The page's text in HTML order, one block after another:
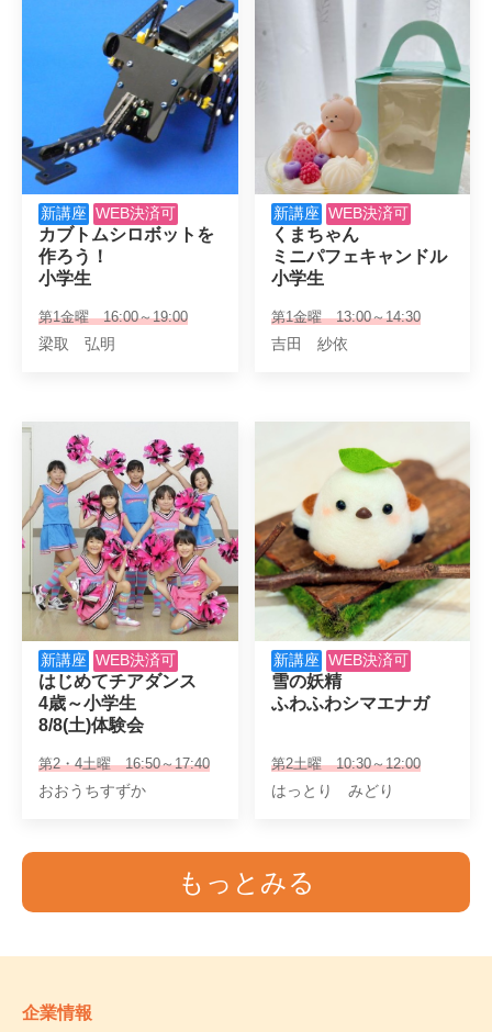
新講座 WEB決済可
カブトムシロボットを
作ろう！
小学生
第1金曜 16:00～19:00
梁取 弘明
新講座 WEB決済可
くまちゃん
ミニパフェキャンドル
小学生
第1金曜 13:00～14:30
吉田 紗依
新講座 WEB決済可
はじめてチアダンス
4歳～小学生
8/8(土)体験会
第2・4土曜 16:50～17:40
おおうちすずか
新講座 WEB決済可
雪の妖精
ふわふわシマエナガ
第2土曜 10:30～12:00
はっとり みどり
もっとみる
企業情報